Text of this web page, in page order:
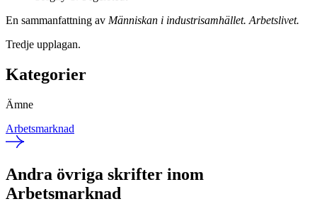
En sammanfattning av Människan i industrisamhället. Arbetslivet.
Tredje upplagan.
Kategorier
Ämne
Arbetsmarknad
Andra övriga skrifter inom
Arbetsmarknad